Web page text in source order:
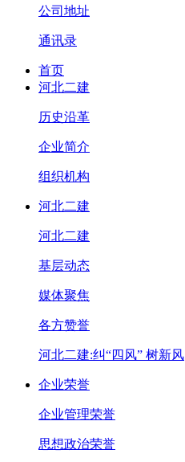
公司地址
通讯录
首页
河北二建
历史沿革
企业简介
组织机构
河北二建
河北二建
基层动态
媒体聚焦
各方赞誉
河北二建:纠“四风” 树新风
企业荣誉
企业管理荣誉
思想政治荣誉